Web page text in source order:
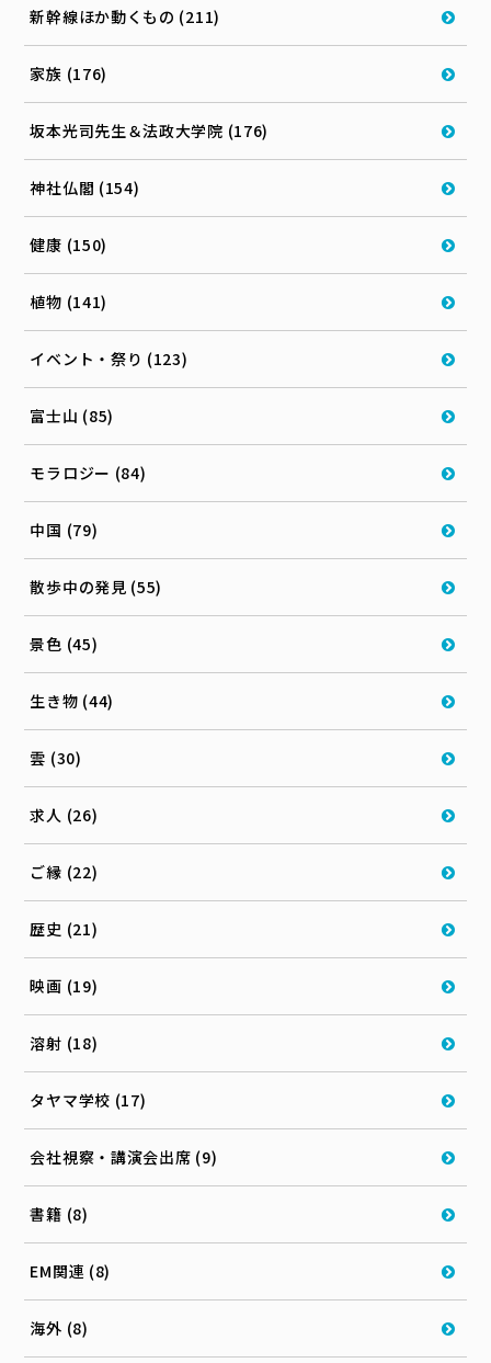
新幹線ほか動くもの (211)
家族 (176)
坂本光司先生＆法政大学院 (176)
神社仏閣 (154)
健康 (150)
植物 (141)
イベント・祭り (123)
富士山 (85)
モラロジー (84)
中国 (79)
散歩中の発見 (55)
景色 (45)
生き物 (44)
雲 (30)
求人 (26)
ご縁 (22)
歴史 (21)
映画 (19)
溶射 (18)
タヤマ学校 (17)
会社視察・講演会出席 (9)
書籍 (8)
EM関連 (8)
海外 (8)